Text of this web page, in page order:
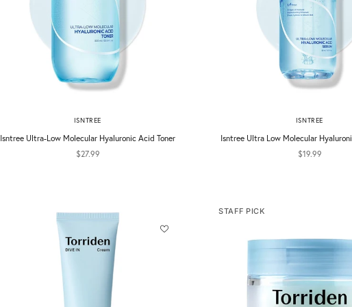
ISNTREE
Isntree Ultra-Low Molecular Hyaluronic Acid Toner
促銷價
$27.99
ISNTREE
Isntree Ultra Low Molecular
促銷價
$19.99
STAFF PICK